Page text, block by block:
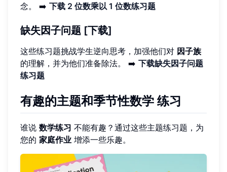
念。 ➡️ 下载 2 位数乘以 1 位数练习题
缺失因子问题 [下载]
这些练习题挑战学生逆向思考，加强他们对 因子族
的理解，并为他们准备除法。 ➡️ 下载缺失因子问题
练习题
有趣的主题和季节性数学 练习
谁说 数学练习 不能有趣？通过这些主题练习题，为
您的 家庭作业 增添一些乐趣。